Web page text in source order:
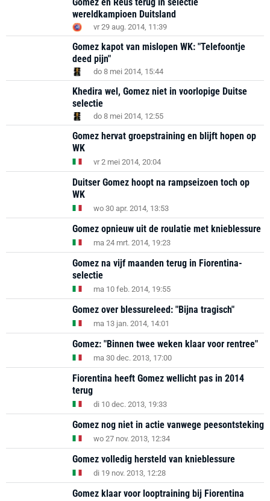
wereldkampioen Duitsland
vr 29 aug. 2014, 11:39
Gomez kapot van mislopen WK: "Telefoontje
deed pijn"
do 8 mei 2014, 15:44
Khedira wel, Gomez niet in voorlopige Duitse
selectie
do 8 mei 2014, 12:55
Gomez hervat groepstraining en blijft hopen op
WK
vr 2 mei 2014, 20:04
Duitser Gomez hoopt na rampseizoen toch op
WK
wo 30 apr. 2014, 13:53
Gomez opnieuw uit de roulatie met knieblessure
ma 24 mrt. 2014, 19:23
Gomez na vijf maanden terug in Fiorentina-
selectie
ma 10 feb. 2014, 19:55
Gomez over blessureleed: "Bijna tragisch"
ma 13 jan. 2014, 14:01
Gomez: "Binnen twee weken klaar voor rentree"
ma 30 dec. 2013, 17:00
Fiorentina heeft Gomez wellicht pas in 2014
terug
di 10 dec. 2013, 19:33
Gomez nog niet in actie vanwege peesontsteking
wo 27 nov. 2013, 12:34
Gomez volledig hersteld van knieblessure
di 19 nov. 2013, 12:28
Gomez klaar voor looptraining bij Fiorentina